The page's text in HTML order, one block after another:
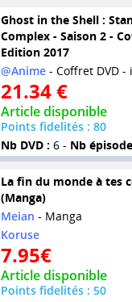
Ghost in the Shell :
Complex - Saison 2 -
Edition 2017
@Anime- Coffret DVD -
21.34 €
Article disponible
Points fidelités : 80
Nb DVD : 6 - Nb
La fin du monde à tes
(Manga)
Meian - Manga
Koruse
7.95€
Article disponible
Points fidelités : 50